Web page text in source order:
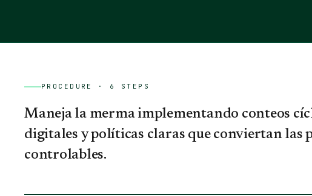
PROCEDURE · 6 STEPS
Maneja la merma implementando conteos
digitales y políticas claras que conviertan las
controlables.